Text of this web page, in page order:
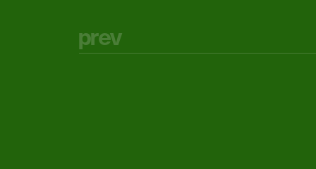
prev